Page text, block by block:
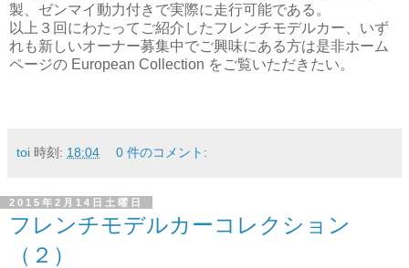
製、ゼンマイ動力付きで実際に走行可能である。
以上３回にわたってご紹介したフレンチモデルカー、いず
れも新しいオーナー募集中でご興味にある方は是非ホーム
ページの European Collection をご覧いただきたい。
toi 時刻: 18:04 0 件のコメント:
2015年2月14日土曜日
フレンチモデルカーコレクション
（２）